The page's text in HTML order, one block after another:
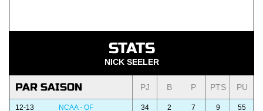
STATS
NICK SEELER
PAR SAISON PJ B P PTS PU
12-13 NCAA - OF 34 2 7 9 55